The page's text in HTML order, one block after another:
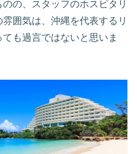
の、スタッフのホスピタリ
囲気は、沖縄を代表するリ
も過言ではないと思いま